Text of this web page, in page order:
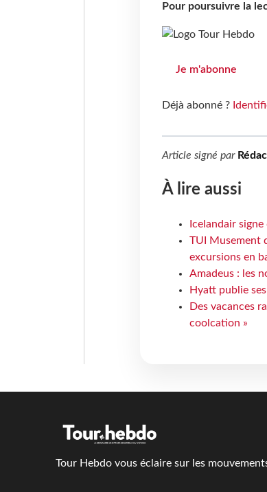
Pour poursuivre la
Je m'abonne
Déjà abonné ?
Article signé par
À lire aussi
Icelandair
TUI Musement
excursions en
Amadeus : les
Hyatt publie
Des vacances
coolcation »
Tour Hebdo vous éclaire sur les